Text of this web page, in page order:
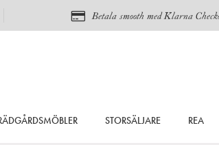
Betala smooth med Klarna
STORSÄLJARE REA